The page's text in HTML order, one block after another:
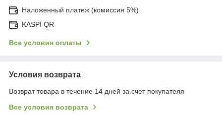
Наложенный платеж (комиссия 5%)
KASPI QR
Все условия оплаты
Условия возврата
Возврат товара в течение 14 дней за счет покупателя
Все условия возврата